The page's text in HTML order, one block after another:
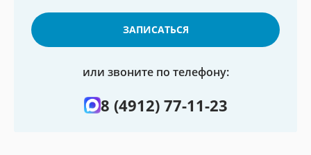
ЗАПИСАТЬСЯ
или звоните по телефону:
8 (4912) 77-11-23